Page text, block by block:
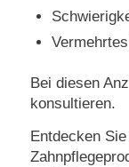
Bei diesen
konsultieren.
Entdecken